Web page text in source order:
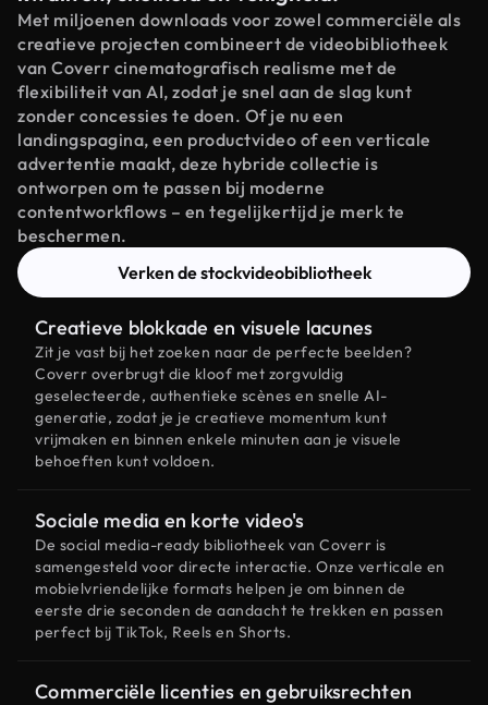
Met miljoenen downloads voor zowel commerciële als
creatieve projecten combineert de videobibliotheek
van Coverr cinematografisch realisme met de
flexibiliteit van AI, zodat je snel aan de slag kunt
zonder concessies te doen. Of je nu een
landingspagina, een productvideo of een verticale
advertentie maakt, deze hybride collectie is
ontworpen om te passen bij moderne
contentworkflows – en tegelijkertijd je merk te
beschermen.
Verken de stockvideobibliotheek
Creatieve blokkade en visuele lacunes
Zit je vast bij het zoeken naar de perfecte beelden?
Coverr overbrugt die kloof met zorgvuldig
geselecteerde, authentieke scènes en snelle AI-
generatie, zodat je je creatieve momentum kunt
vrijmaken en binnen enkele minuten aan je visuele
behoeften kunt voldoen.
Sociale media en korte video's
De social media-ready bibliotheek van Coverr is
samengesteld voor directe interactie. Onze verticale en
mobielvriendelijke formats helpen je om binnen de
eerste drie seconden de aandacht te trekken en passen
perfect bij TikTok, Reels en Shorts.
Commerciële licenties en gebruiksrechten